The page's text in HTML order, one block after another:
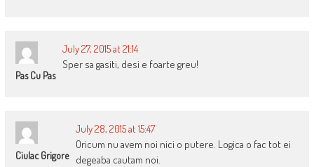
Pas Cu Pas
July 27, 2015 at 21:14
Sper sa gasiti, desi e foarte greu!
Ciulac Grigore
July 28, 2015 at 15:47
Oricum nu avem noi nici o putere. Logica o fac tot ei
degeaba cautam noi.